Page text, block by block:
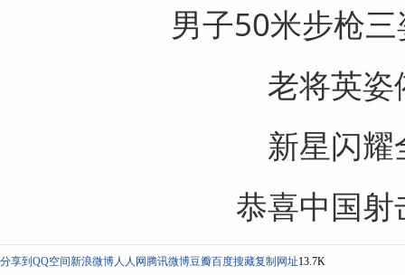
男子50米步枪
老将英姿
新星闪耀
恭喜中国射
分享到 QQ空间新浪微博人人网 腾讯微博豆瓣百度搜藏复制网址13.7K